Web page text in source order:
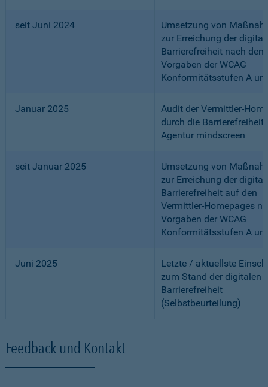
seit Juni 2024
Umsetzung von
zur Erreichung der
Barrierefreiheit nach den
Vorgaben der WCAG
Konformitätsstufen A
Januar 2025
Audit der Vermittler-
durch die
Agentur mindscreen
seit Januar 2025
Umsetzung von
zur Erreichung der
Barrierefreiheit auf den
Vermittler-Homepages
Vorgaben der WCAG
Konformitätsstufen A
Juni 2025
Letzte / aktuellste
zum Stand der digitalen
Barrierefreiheit
(Selbstbeurteilung)
Feedback und Kontakt